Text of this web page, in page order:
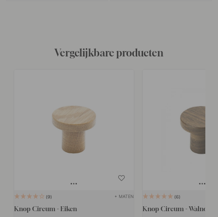
Vergelijkbare producten
9 + MATEN
Knop Circum - Eiken
6
Knop Circum - Walnoot